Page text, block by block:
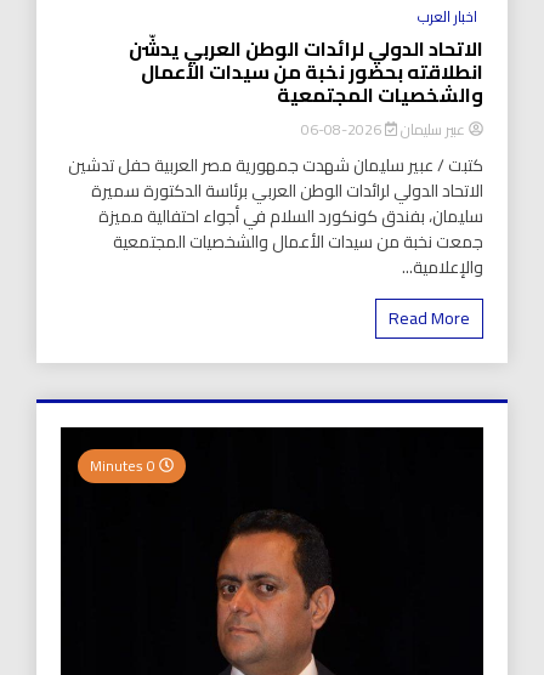
اخبار العرب
الاتحاد الدولي لرائدات الوطن العربي يدشّن
انطلاقته بحضور نخبة من سيدات الأعمال
والشخصيات المجتمعية
عبير سليمان 2026-08-06
كتبت / عبير سليمان شهدت جمهورية مصر العربية حفل تدشين
الاتحاد الدولي لرائدات الوطن العربي برئاسة الدكتورة سميرة
سليمان، بفندق كونكورد السلام في أجواء احتفالية مميزة
جمعت نخبة من سيدات الأعمال والشخصيات المجتمعية
والإعلامية...
Read More